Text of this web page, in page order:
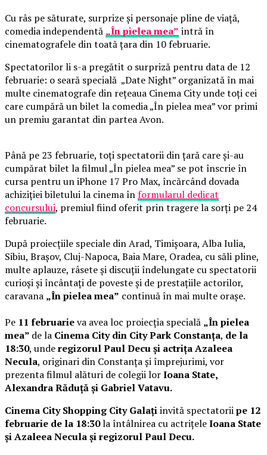
Cu râs pe săturate, surprize și personaje pline de viață,
comedia independentă „În pielea mea” intră în
cinematografele din toată țara din 10 februarie.
Spectatorilor li s-a pregătit o surpriză pentru data de 12
februarie: o seară specială „Date Night” organizată în mai
multe cinematografe din rețeaua Cinema City unde toți cei
care cumpără un bilet la comedia „În pielea mea” vor primi
un premiu garantat din partea Avon.
Până pe 23 februarie, toți spectatorii din țară care și-au
cumpărat bilet la filmul „În pielea mea” se pot înscrie în
cursa pentru un iPhone 17 Pro Max, încărcând dovada
achiziției biletului la cinema înformularul dedicat
concursului, premiul fiind oferit prin tragere la sorți pe 24
februarie.
După proiecțiile speciale din Arad, Timișoara, Alba Iulia,
Sibiu, Brașov, Cluj-Napoca, Baia Mare, Oradea, cu săli pline,
multe aplauze, râsete și discuții îndelungate cu spectatorii
curioși și încântați de poveste și de prestațiile actorilor,
caravana „În pielea mea” continuă în mai multe orașe.
Pe 11 februarieva avea loc proiecția specială „În pielea
mea” de la Cinema City din City Park Constanța, de la
18:30, underegizorul Paul Decu și actrița Azaleea
Necula, originari din Constanța și împrejurimi, vor
prezenta filmul alături de colegii lorIoana State,
Alexandra Răduță și Gabriel Vatavu.
Cinema City Shopping City Galațiinvită spectatoriipe 12
februarie de la 18:30la întâlnirea cu actrițeleIoana State
și Azaleea Necula și regizorul Paul Decu.